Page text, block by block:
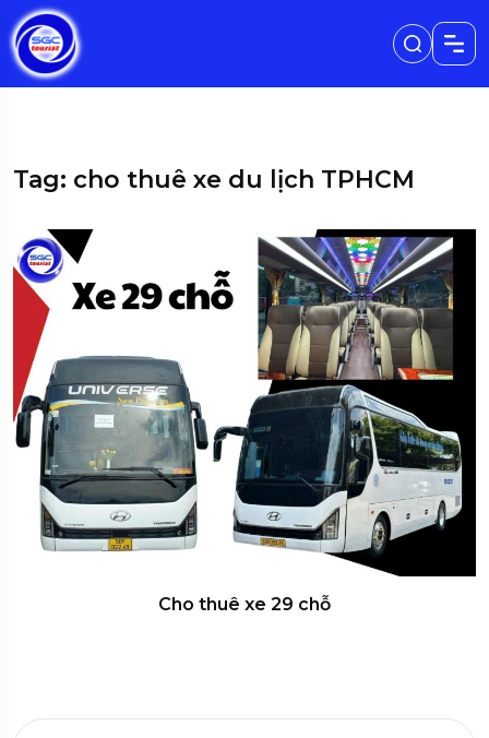
Tag: cho thuê xe du lịch TPHCM
Cho thuê xe 29 chỗ